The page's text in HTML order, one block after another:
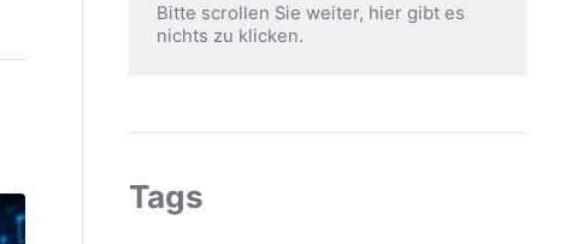
Bitte scrollen Sie weiter, hier gibt es
nichts zu klicken.
Tags